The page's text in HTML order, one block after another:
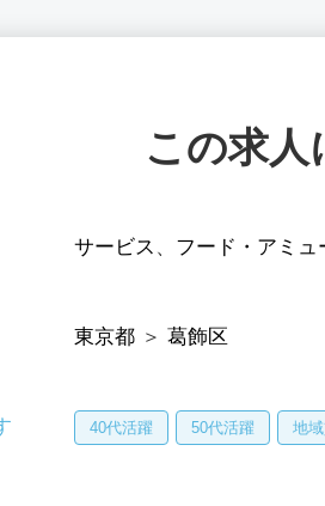
この求人
サービス 、 フード・アミュ
東京都 ＞ 葛飾区
40代活躍 50代活躍 地